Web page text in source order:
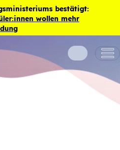
bestätigt:
wollen mehr